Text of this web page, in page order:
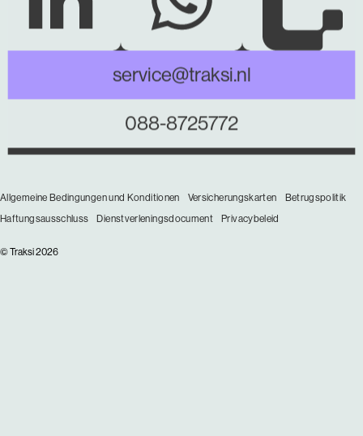
service@traksi.nl
088-8725772
© Traksi 2026
Allgemeine Bedingungen und Konditionen Versicherungskarten
Betrugspolitik
Haftungsausschluss
Dienstverleningsdocument Privacybeleid